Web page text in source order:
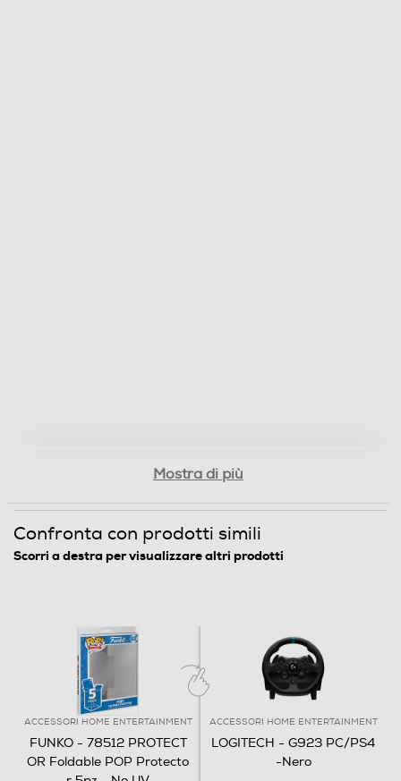
Mostra di più
Confronta con prodotti simili
Scorri a destra per visualizzare altri prodotti
ACCESSORI HOME ENTERTAINMENT
FUNKO - 78512 PROTECT
OR Foldable POP Protecto
ACCESSORI HOME ENTERTAINMENT
LOGITECH - G923 PC/PS4
-Nero